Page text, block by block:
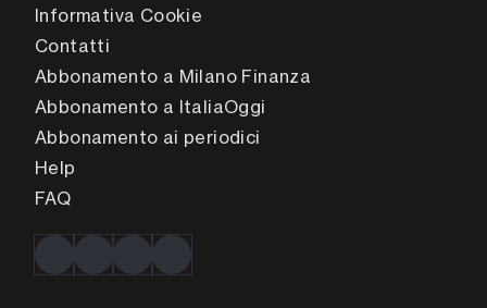
Informativa Cookie
Contatti
Abbonamento a Milano Finanza
Abbonamento a ItaliaOggi
Abbonamento ai periodici
Help
FAQ